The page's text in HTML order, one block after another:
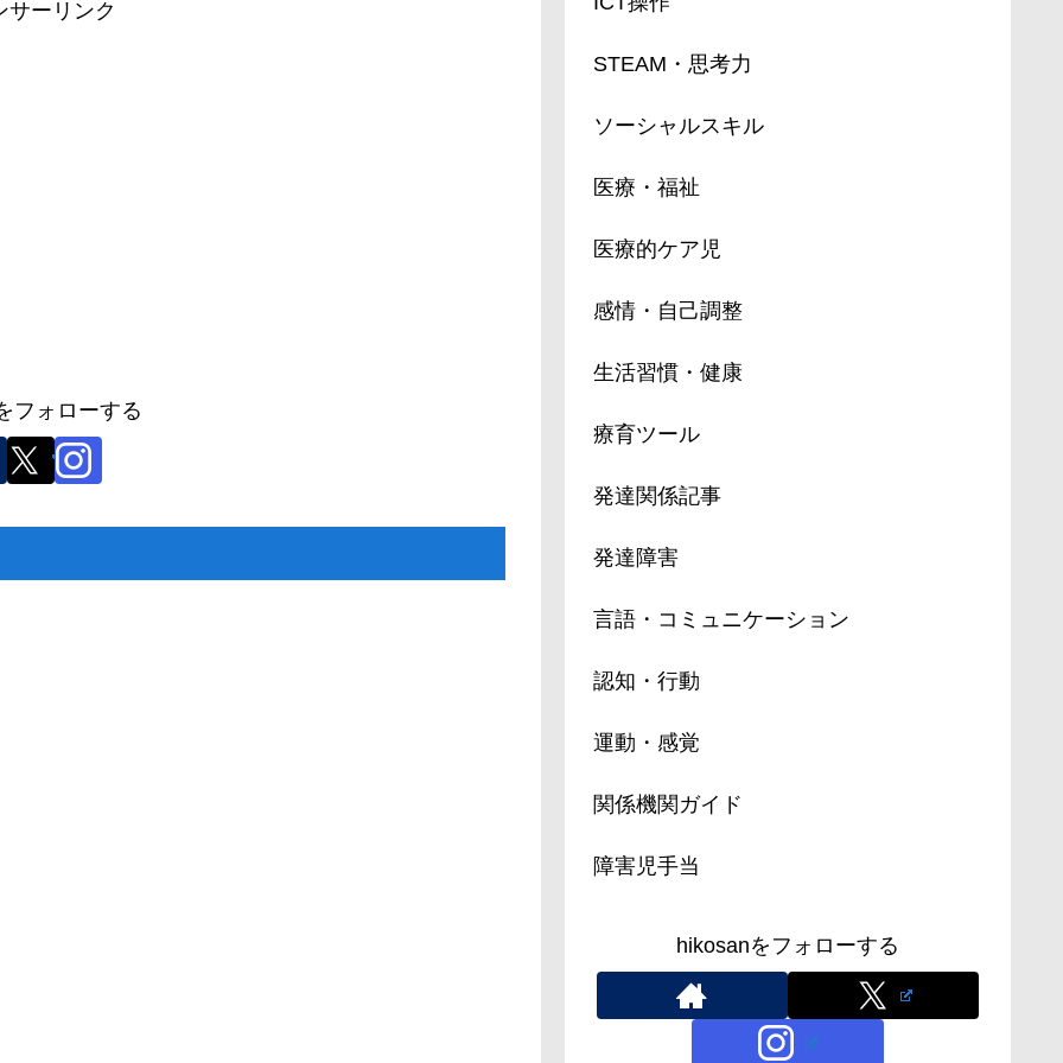
サーリンク
フォローする
STEAM・思考力
ソーシャルスキル
医療・福祉
医療的ケア児
感情・自己調整
生活習慣・健康
療育ツール
発達関係記事
発達障害
言語・コミュニケーション
認知・行動
運動・感覚
関係機関ガイド
障害児手当
hikosanをフォローする